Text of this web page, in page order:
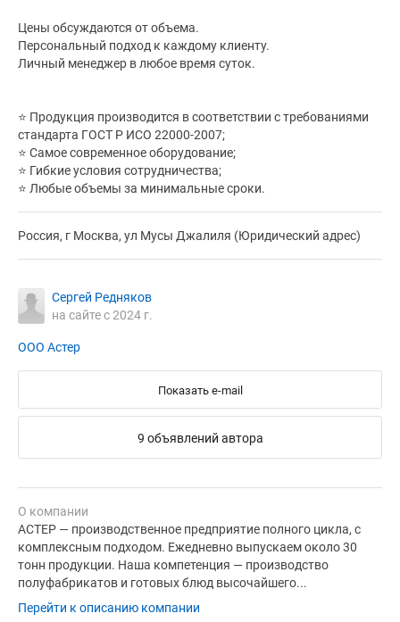
Цены обсуждаются от объема.
Персональный подход к каждому клиенту.
Личный менеджер в любое время суток.
⭐ Продукция производится в соответствии с требованиями
стандарта ГОСТ Р ИСО 22000-2007;
⭐ Самое современное оборудование;
⭐ Гибкие условия сотрудничества;
⭐ Любые объемы за минимальные сроки.
Россия, г Москва, ул Мусы Джалиля (Юридический адрес)
Сергей Редняков
на сайте с 2024 г.
ООО Астер
Показать e-mail
9 объявлений автора
О компании
АСТЕР — производственное предприятие полного цикла, с
комплексным подходом. Ежедневно выпускаем около 30
тонн продукции. Наша компетенция — производство
полуфабрикатов и готовых блюд высочайшего...
Перейти к описанию компании